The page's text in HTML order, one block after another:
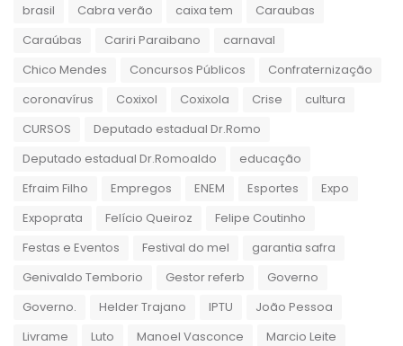
brasil
Cabra verão caixa tem
Caraubas
Caraúbas
Cariri Paraibano
carnaval
Chico Mendes
Concursos Públicos
Confraternização
coronavírus
Coxixol Coxixola Crise
cultura
CURSOS
Deputado estadual Dr.Romo
Deputado estadual Dr.Romoaldo
educação
Efraim Filho
Empregos ENEM Esportes
Expo
Expoprata
Felício Queiroz
Felipe Coutinho
Festas e Eventos
Festival do mel
garantia safra
Genivaldo Temborio
Gestor referb
Governo
Governo.
Helder Trajano IPTU
João Pessoa
Livrame
Luto Manoel Vasconce
Marcio Leite